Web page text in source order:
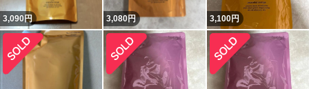
3,090円 3,080円 3,100円